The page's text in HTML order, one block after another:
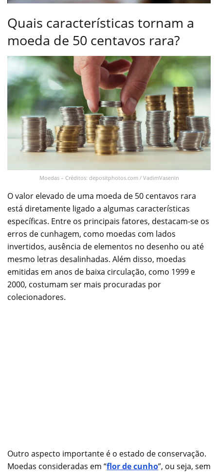
Quais características tornam a
moeda de 50 centavos rara?
Moedas – Créditos: depositphotos.com / VadimVasenin
O valor elevado de uma moeda de 50 centavos rara
está diretamente ligado a algumas características
específicas. Entre os principais fatores, destacam-se os
erros de cunhagem, como moedas com lados
invertidos, ausência de elementos no desenho ou até
mesmo letras desalinhadas. Além disso, moedas
emitidas em anos de baixa circulação, como 1999 e
2000, costumam ser mais procuradas por
colecionadores.
Outro aspecto importante é o estado de conservação.
Moedas consideradas em “flor de cunho”, ou seja, sem